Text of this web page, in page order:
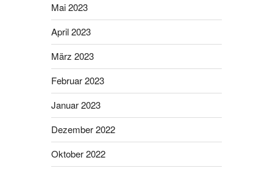
Mai 2023
April 2023
März 2023
Februar 2023
Januar 2023
Dezember 2022
Oktober 2022